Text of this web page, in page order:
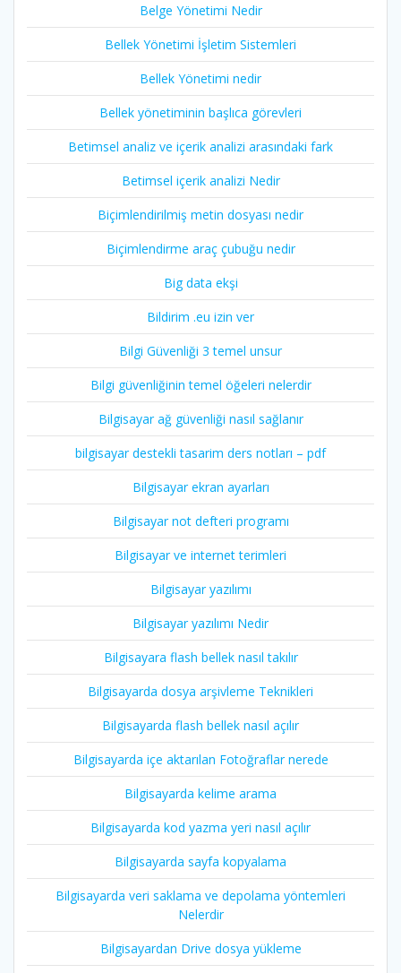
Belge Yönetimi Nedir
Bellek Yönetimi İşletim Sistemleri
Bellek Yönetimi nedir
Bellek yönetiminin başlıca görevleri
Betimsel analiz ve içerik analizi arasındaki fark
Betimsel içerik analizi Nedir
Biçimlendirilmiş metin dosyası nedir
Biçimlendirme araç çubuğu nedir
Big data ekşi
Bildirim .eu izin ver
Bilgi Güvenliği 3 temel unsur
Bilgi güvenliğinin temel öğeleri nelerdir
Bilgisayar ağ güvenliği nasıl sağlanır
bilgisayar destekli tasarim ders notları – pdf
Bilgisayar ekran ayarları
Bilgisayar not defteri programı
Bilgisayar ve internet terimleri
Bilgisayar yazılımı
Bilgisayar yazılımı Nedir
Bilgisayara flash bellek nasıl takılır
Bilgisayarda dosya arşivleme Teknikleri
Bilgisayarda flash bellek nasıl açılır
Bilgisayarda içe aktarılan Fotoğraflar nerede
Bilgisayarda kelime arama
Bilgisayarda kod yazma yeri nasıl açılır
Bilgisayarda sayfa kopyalama
Bilgisayarda veri saklama ve depolama yöntemleri
Nelerdir
Bilgisayardan Drive dosya yükleme